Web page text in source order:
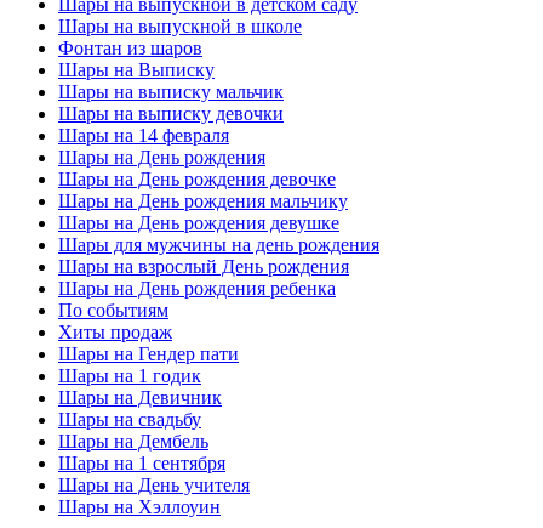
Шары на выпускной в школе
Фонтан из шаров
Шары на Выписку
Шары на выписку мальчик
Шары на выписку девочки
Шары на 14 февраля
Шары на День рождения
Шары на День рождения девочке
Шары на День рождения мальчику
Шары на День рождения девушке
Шары для мужчины на день рождения
Шары на взрослый День рождения
Шары на День рождения ребенка
По событиям
Хиты продаж
Шары на Гендер пати
Шары на 1 годик
Шары на Девичник
Шары на свадьбу
Шары на Дембель
Шары на 1 сентября
Шары на День учителя
Шары на Хэллоуин